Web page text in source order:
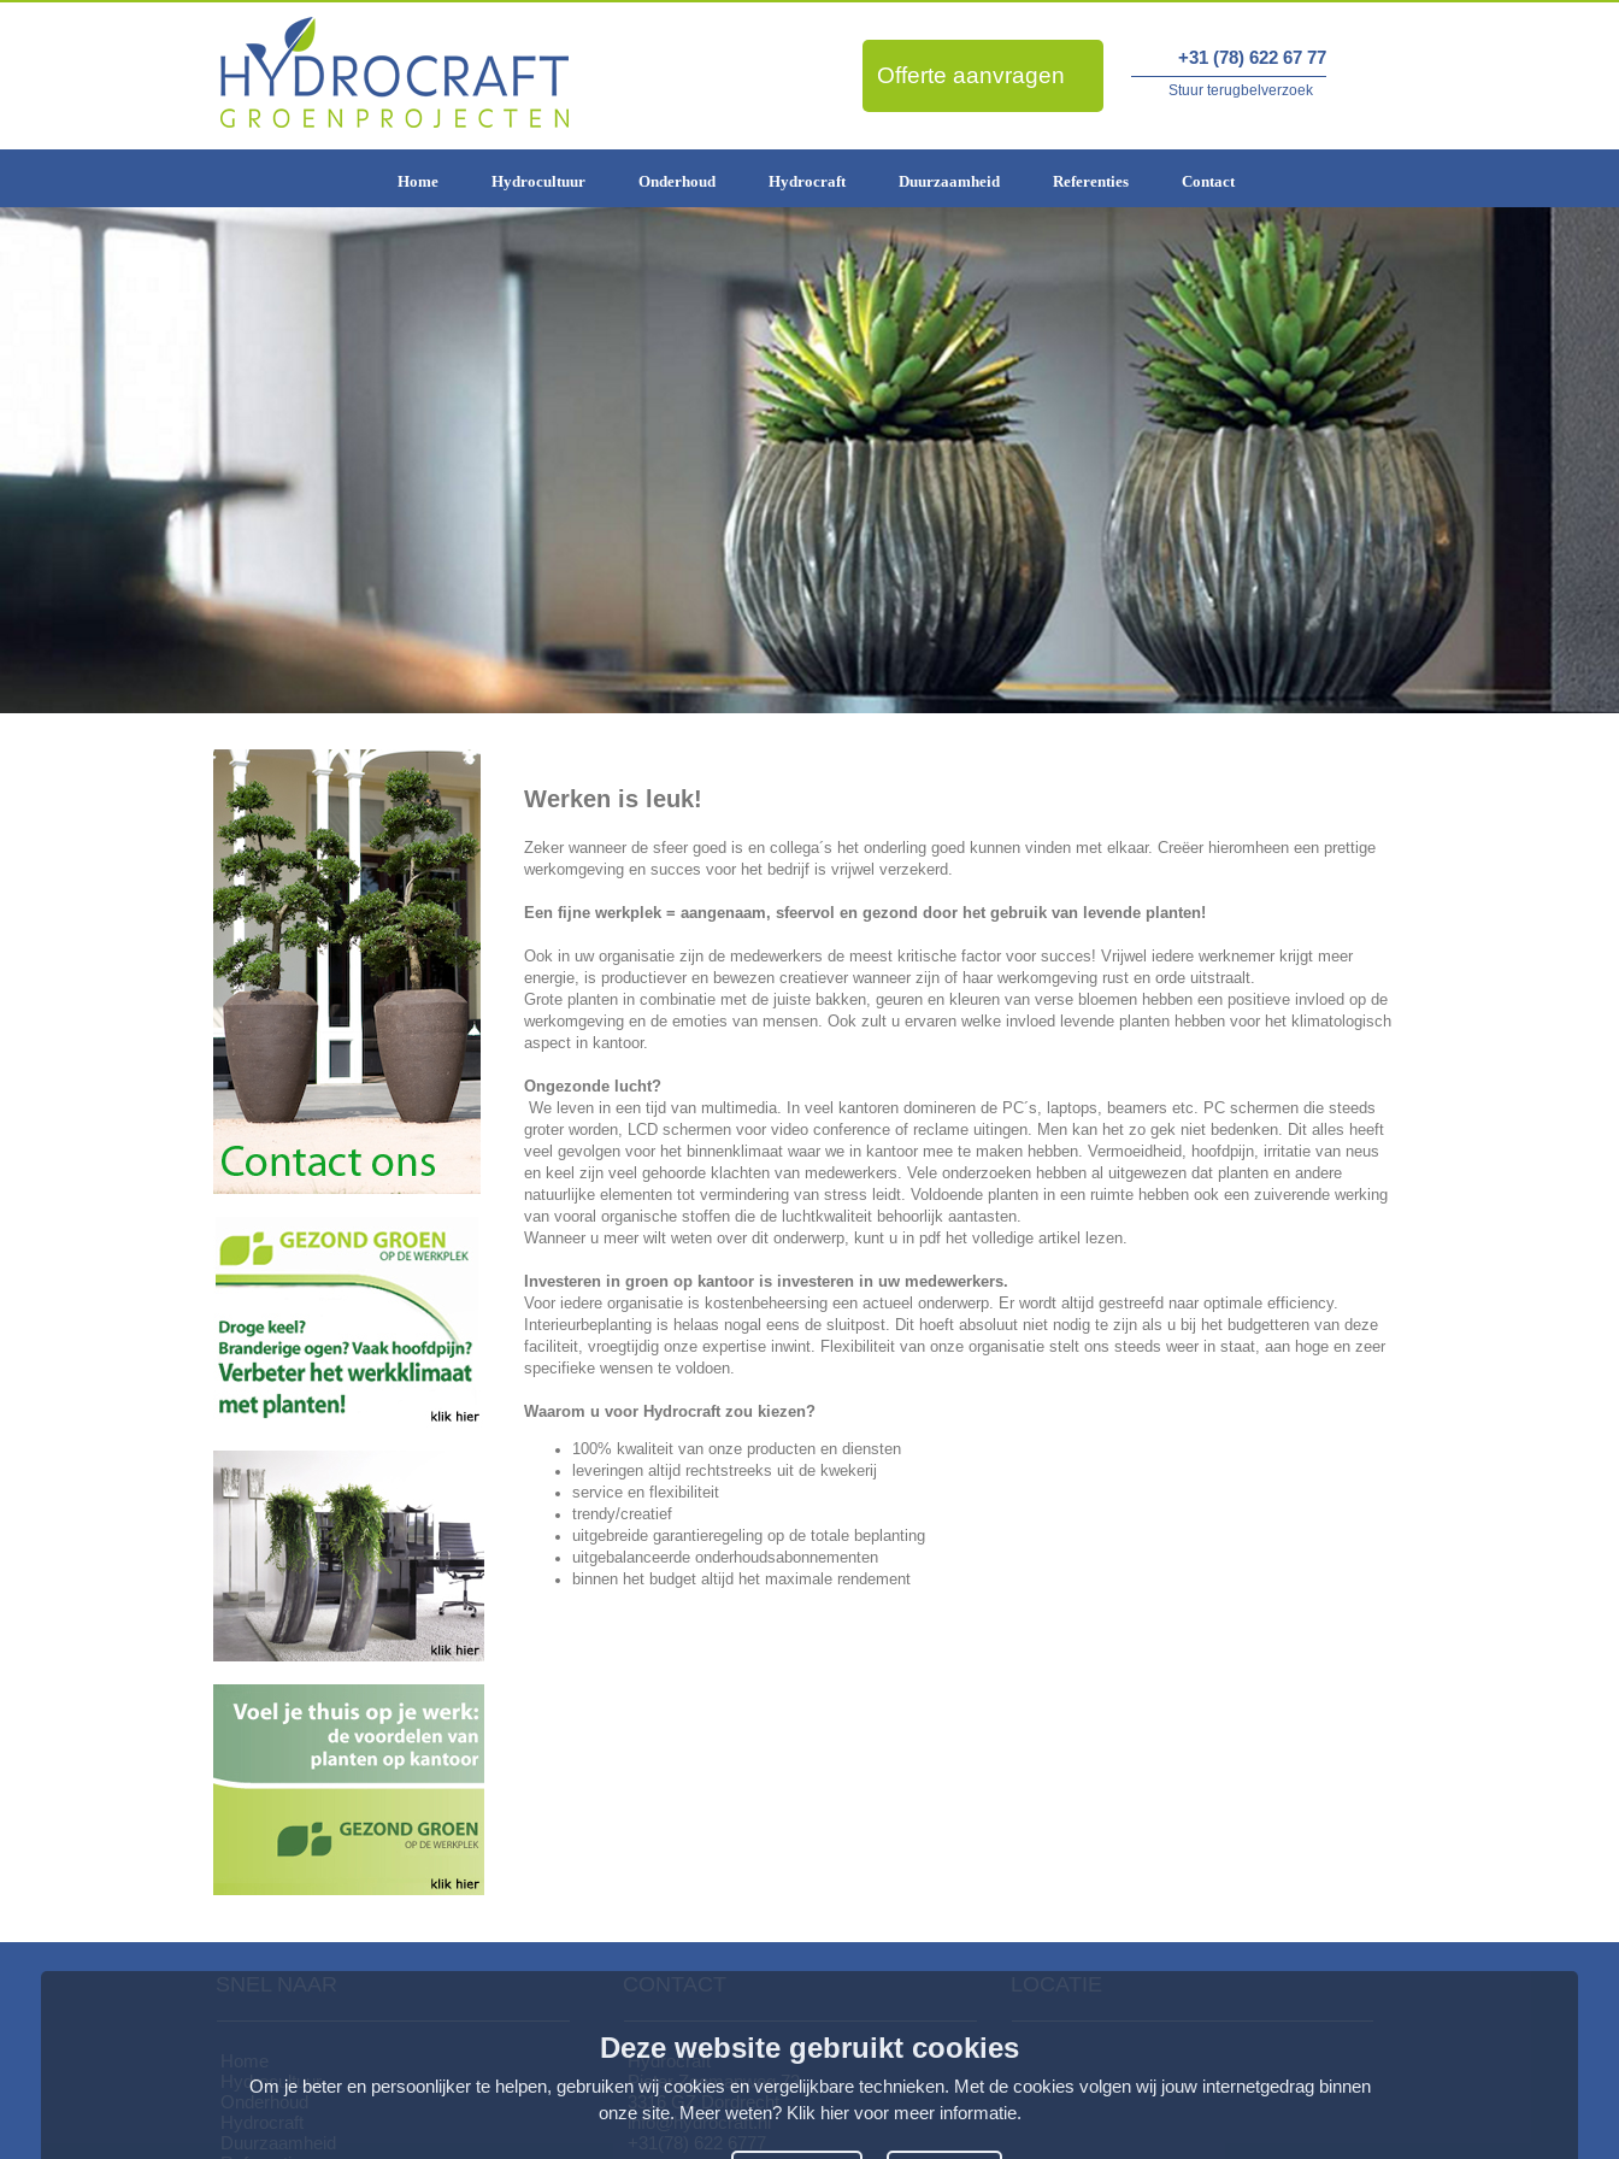
Offerte aanvragen
+31 (78) 622 67 77
Stuur terugbelverzoek
Home Hydrocultuur Onderhoud Hydrocraft Duurzaamheid Referenties Contact
Werken is leuk!
Zeker wanneer de sfeer goed is en collega´s het onderling goed kunnen vinden met elkaar. Creëer hieromheen een prettige
werkomgeving en succes voor het bedrijf is vrijwel verzekerd.
Een fijne werkplek = aangenaam, sfeervol en gezond door het gebruik van levende planten!
Ook in uw organisatie zijn de medewerkers de meest kritische factor voor succes! Vrijwel iedere werknemer krijgt meer
energie, is productiever en bewezen creatiever wanneer zijn of haar werkomgeving rust en orde uitstraalt.
Grote planten in combinatie met de juiste bakken, geuren en kleuren van verse bloemen hebben een positieve invloed op de
werkomgeving en de emoties van mensen. Ook zult u ervaren welke invloed levende planten hebben voor het klimatologisch
aspect in kantoor.
Ongezonde lucht?
We leven in een tijd van multimedia. In veel kantoren domineren de PC´s, laptops, beamers etc. PC schermen die steeds
groter worden, LCD schermen voor video conference of reclame uitingen. Men kan het zo gek niet bedenken. Dit alles heeft
veel gevolgen voor het binnenklimaat waar we in kantoor mee te maken hebben. Vermoeidheid, hoofdpijn, irritatie van neus
en keel zijn veel gehoorde klachten van medewerkers. Vele onderzoeken hebben al uitgewezen dat planten en andere
natuurlijke elementen tot vermindering van stress leidt. Voldoende planten in een ruimte hebben ook een zuiverende werking
van vooral organische stoffen die de luchtkwaliteit behoorlijk aantasten.
Wanneer u meer wilt weten over dit onderwerp, kunt u in pdf het volledige artikel lezen.
Investeren in groen op kantoor is investeren in uw medewerkers.
Voor iedere organisatie is kostenbeheersing een actueel onderwerp. Er wordt altijd gestreefd naar optimale efficiency.
Interieurbeplanting is helaas nogal eens de sluitpost. Dit hoeft absoluut niet nodig te zijn als u bij het budgetteren van deze
faciliteit, vroegtijdig onze expertise inwint. Flexibiliteit van onze organisatie stelt ons steeds weer in staat, aan hoge en zeer
specifieke wensen te voldoen.
Waarom u voor Hydrocraft zou kiezen?
100% kwaliteit van onze producten en diensten
leveringen altijd rechtstreeks uit de kwekerij
service en flexibiliteit
trendy/creatief
uitgebreide garantieregeling op de totale beplanting
uitgebalanceerde onderhoudsabonnementen
binnen het budget altijd het maximale rendement
Hydrocultuur
Onderhoud
Hydrocraft
Pieter Zeemanweg 73
3316 GZ Dordrecht
info@hydrocraft.nl
Deze website gebruikt cookies
Om je beter en persoonlijker te helpen, gebruiken wij cookies en vergelijkbare technieken. Met de cookies volgen wij jouw internetgedrag binnen
onze site. Meer weten? Klik hier voor meer informatie.